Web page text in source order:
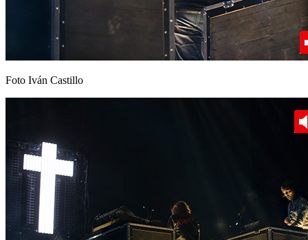
Foto Iván Castillo